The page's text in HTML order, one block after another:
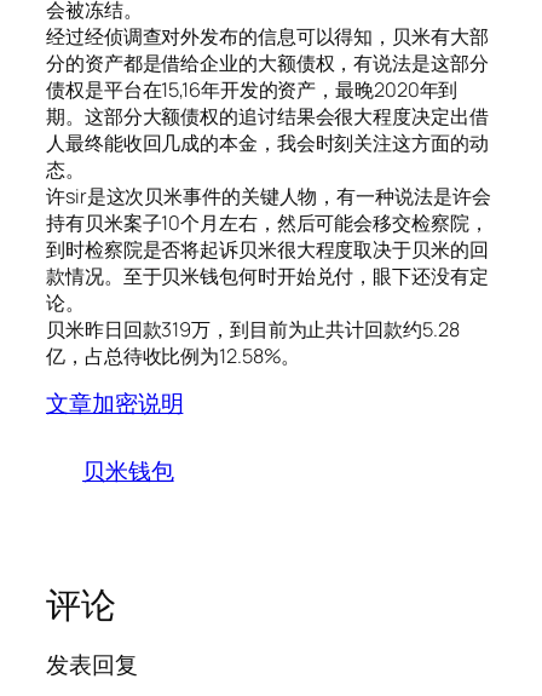
会被冻结。
经过经侦调查对外发布的信息可以得知，贝米有大部
分的资产都是借给企业的大额债权，有说法是这部分
债权是平台在15,16年开发的资产，最晚2020年到
期。这部分大额债权的追讨结果会很大程度决定出借
人最终能收回几成的本金，我会时刻关注这方面的动
态。
许sir是这次贝米事件的关键人物，有一种说法是许会
持有贝米案子10个月左右，然后可能会移交检察院，
到时检察院是否将起诉贝米很大程度取决于贝米的回
款情况。至于贝米钱包何时开始兑付，眼下还没有定
论。
贝米昨日回款319万，到目前为止共计回款约5.28
亿，占总待收比例为12.58%。
文章加密说明
贝米钱包
评论
发表回复